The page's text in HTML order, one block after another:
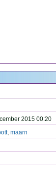
2015 00:20
, maarn